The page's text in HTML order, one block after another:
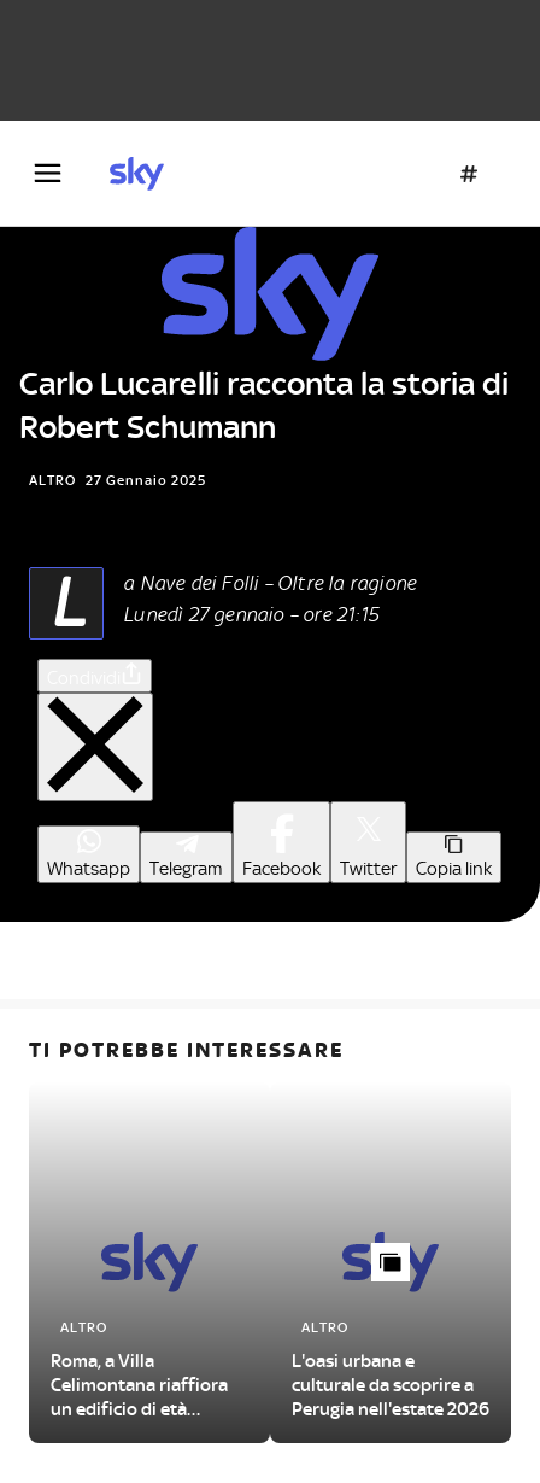
Carlo Lucarelli racconta la storia di
Robert Schumann
ALTRO 27 Gennaio 2025
L
a Nave dei Folli – Oltre la ragione
Lunedì 27 gennaio – ore 21:15
Whatsapp Telegram Facebook Twitter Copia link
TI POTREBBE INTERESSARE
ALTRO
Roma, a Villa
Celimontana riaffiora
un edificio di età
ALTRO
L'oasi urbana e
culturale da scoprire a
Perugia nell'estate 2026